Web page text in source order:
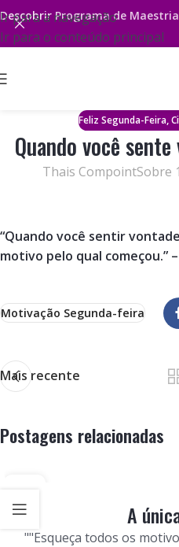
Ir para a navegação
Ir para o conteúdo principal
Feliz Segunda-Feira,
Quando você
Thais CompointSobre
“Quando você sentir
motivo pelo qual começou.”
Motivação Segunda-feira
Mais recente
Postagens relacionadas
JUNHO A
""Esqueça todos os
Descobrir Programa de